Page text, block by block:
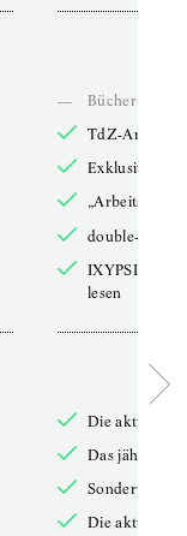
—
Bücher online
TdZ-Artikel
Exklusive
double-
lesen
Die aktuelle
Das jährliche
Die aktuelle